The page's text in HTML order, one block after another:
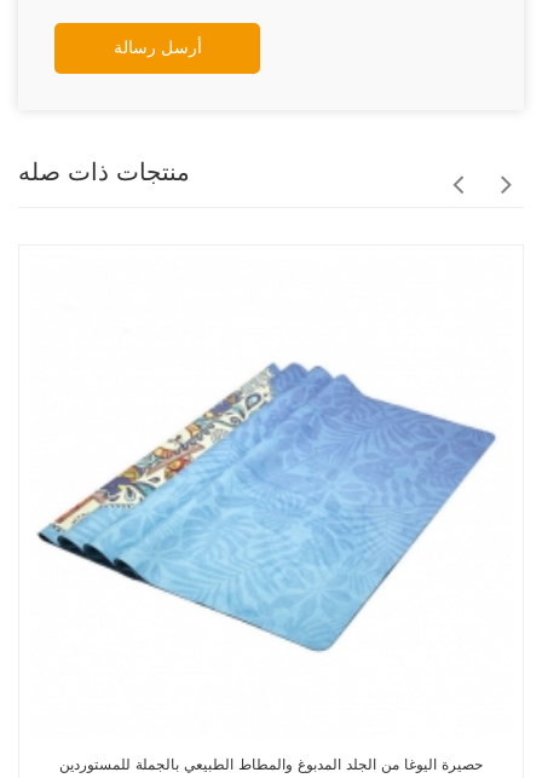
أرسل رسالة
منتجات ذات صله
حصيرة اليوغا من الجلد المدبوغ والمطاط الطبيعي بالجملة للمستوردين